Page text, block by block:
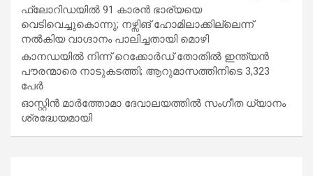
ഫ്ലോറിഡയിൽ 91 കാരൻ ഭാര്യയെ
വെടിവെച്ചുകൊന്നു; നഴ്സിങ് ഹോമിലാക്കില്ലെന്ന്
നൽകിയ വാഗ്ദാനം പാലിച്ചതായി മൊഴി
കാനഡയിൽ നിന്ന് റെക്കോർഡ് തോതിൽ ഇന്ത്യൻ
പൗരന്മാരെ നാടുകടത്തി; ആറുമാസത്തിനിടെ 3,323
പേർ
ഓസ്റ്റിൻ മാർത്തോമാ ദേവാലയത്തിൽ സംഗീത ധ്യാനം
ശ്രദ്ധേയമായി